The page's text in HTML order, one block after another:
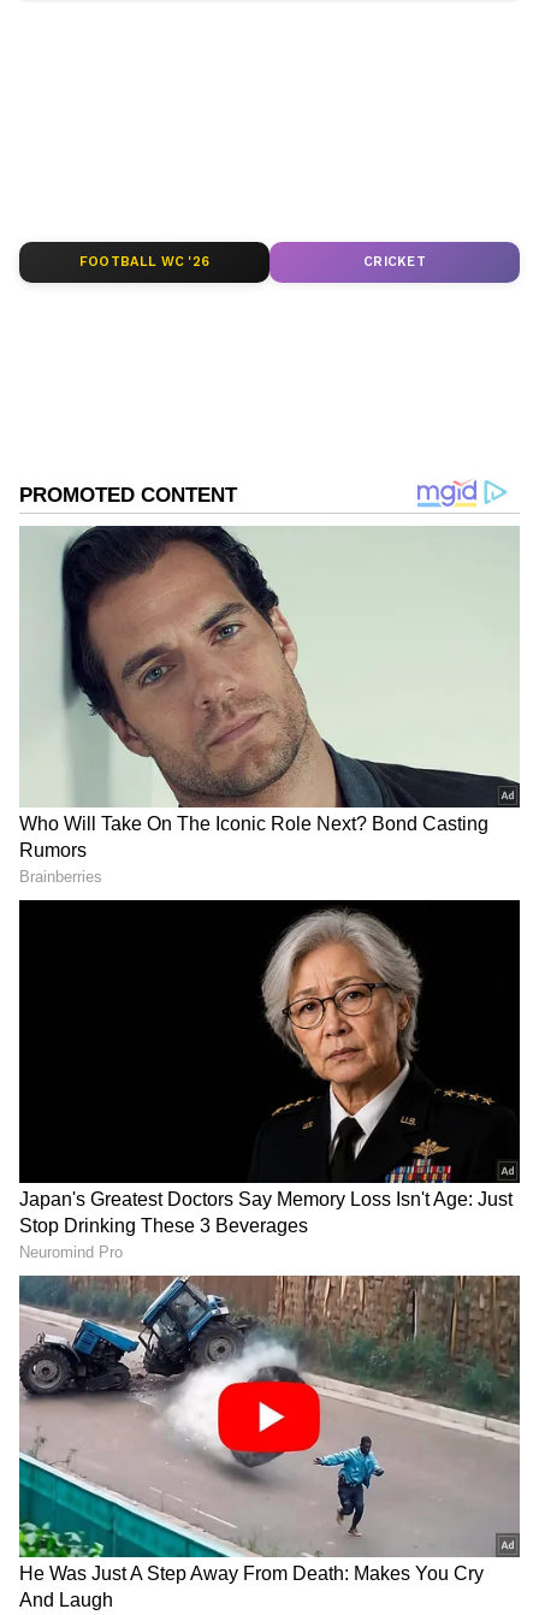
ಗ್ರಾಮೀಣ ವಿದ್ಯಾರ್ಥಿಗಳ ಮೇಲುಗೈ:
ಶೇ.87 ರಷ್ಟು ವಿದ್ಯಾರ್ಥಿಗಳು ಉತ್ತೀರ್ಣರಾಗಿದ್ದಾರೆ. ನಗರ
ಪ್ರದೇಶದ ಮಕ್ಕಳಿಗಿಂತ ಗ್ರಾಮೀಣ ಪ್ರದೇಶದಲ್ಲಿನ ಹೆಚ್ಚಿನ
ಫಲಿತಾಂಶ ಲಭ್ಯವಾಗಿದೆ. ಗ್ರಾಮೀಣ ಭಾಗದಲ್ಲಿ ಶೇ.87 ಹಾಗೂ
ನಗರ ಪ್ರದೇಶದಲ್ಲಿ ಶೇ.79 ಫಲಿತಾಂಶ ಸಿಕ್ಕಿದೆ. ಸರ್ಕಾರಿ
ಶಾಲೆಗಳಲ್ಲಿ ಶೇಕಡ 86.74 ಉತ್ತಮ ಫಲಿತಾಂಶ
ಲಭ್ಯವಾಗಿದೆ. ಅನುದಾನ ರಹಿತ ಶಾಲೆಗಳಲ್ಲಿ ಶೇ.90.89
ಫಲಿತಾಂಶ ಲಭ್ಯವಾಘಿದೆ. ಅನುದಾನಿತ ಶಾಲೆಯಲ್ಲಿ 85.64%
ಫಲಿತಾಂಶ ಸಿಕ್ಕಿದೆ. ಕನ್ನಡದಲ್ಲಿ 14,983 ವಿದ್ಯಾರ್ಥಿಗಳು 125
ನಾಲ್ಕು ವಿದ್ಯಾರ್ಥಿಗಳು ಶೇ.100 ಫಲಿತಾಂಶ: (
625- ಭೂಮಿಕ ಪೈ, ನ್ಯೂ ಮೆಕಾಲೆ ಇಂಗ್ಲೀಷ್ ಸ್ಕೂಲ್,
ಹೊಸೂರು ರೋಡ್ , ಬೆಂಗಳೂರು
625 - ಯಶಸ್ಸ್ ಗೌಡ, ಬಾಲಗಂಗಾಧರ ಸ್ವಾಮಿ ಹೈಸ್ಕೂಲ್
ಚಿಕ್ಕಬಳ್ಳಾಪುರ
625 - ಅನುಪಮ ಶ್ರೀಶೈಲ್ ಹಿರಿಹೋಳಿ, ಶ್ರೀಕಂಠೇಶ್ವರ
ಪ್ರೌಢಶಾಲೆ, ಸೌದತ್ತಿ, ಬೆಳಗಾವಿ ಜಿಲ್ಲೆ
625- ಭೀಮನಗೌಡ ಹನುಮಂತ ಗೌಡ ಬೀರಾದರ್
ಪಾಟೀಲ್, ಆಕ್ಸ್‌ಫರ್ಡ್‌ ಇಂಗ್ಲೀಷ್‌ ಹೈಸ್ಕೂಲ್,
ಮುದ್ದೆಬೀಹಾಳ
DOWNLOAD APP
RECOMMENDED STORIES
ಹೂವಿನಹಡಗಲಿ: 632 ಸರ್ಕಾರಿ
ಶಾಲೆಗಳ ದುಸ್ಥಿತಿ, ಅಪಾಯದಲ್ಲಿ
ಮಕ್ಕಳ ಅಕ್ಷರಾಭ್ಯಾಸ!
ದೇಶದ ಗಮನ ಸೆಳೀತಿರೋ
ಉಪವಾಸ ನಿರತ ವಾಂಗ್‌ಚುಕ್
ಮನೆ: ಬಗೆದಷ್ಟೂ ಕೌತುಕಗಳ
ಕೇಂದ್ರ
ಒಂದೇ ಮನೆಯಲ್ಲಿ ನಾಲ್ವರು
ಪೊಲೀಸ್‌ರು; ಆ ಊರಿನಲ್ಲಿ
ವಾತಾವರಣವನ್ನಷ್ಟೇ ಅಲ್ಲ ಹೊಸ
ಇತಿಹಾಸ ಸೃಷ್ಟಿಸಿದ ರೈತನ
ಮಕ್ಕಳು!
FOOTBALL WC '26 CRICKET